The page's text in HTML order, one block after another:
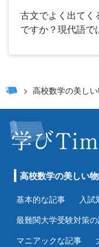
古文でよく出てく
ですか？現代語で
高校数学の美し
高校数学の美しい
基本的な記事
入試
最難関大学受験対策
マニアックな記事